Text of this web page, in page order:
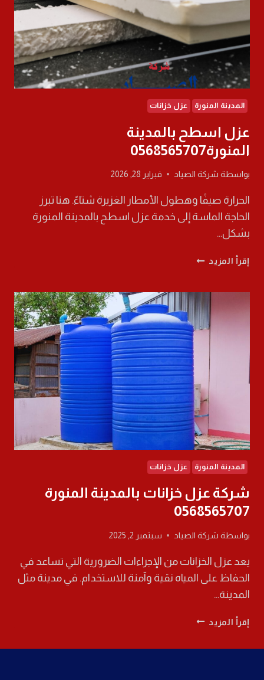
بدر
المدينة المنورة عزل خزانات
عزل اسطح بالمدينة
المنورة0568565707
بواسطة شركة الصياد فبراير 28, 2026
الحرارة صيفًا وهطول الأمطار الغزيرة شتاءً. هنا تبرز
الحاجة الماسة إلى خدمة عزل اسطح بالمدينة المنورة
بشكل…
إقرأ المزيد عزل
المنورة0568565707
المدينة المنورة عزل خزانات
شركة عزل خزانات بالمدينة المنورة
0568565707
بواسطة شركة الصياد سبتمبر 2, 2025
يعد عزل الخزانات من الإجراءات الضرورية التي تساعد في
الحفاظ على المياه نقية وآمنة للاستخدام. في مدينة مثل
المدينة…
إقرأ المزيد شركة